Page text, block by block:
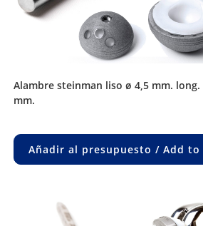
alambre steinman liso ø 4,5 mm. long. 180 mm.long: 180
mm.
Añadir al presupuesto / Add to